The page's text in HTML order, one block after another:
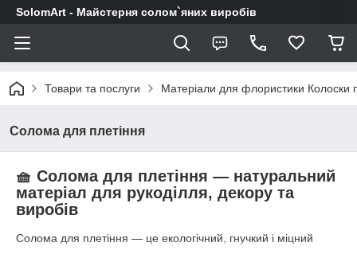
SolomArt - Майстерня солом`яних виробів
Товари та послуги Матеріали для флористики Колоски
Солома для плетіння
🧺 Солома для плетіння — натуральний
матеріал для рукоділля, декору та
виробів
Солома для плетіння — це екологічний, гнучкий і міцний